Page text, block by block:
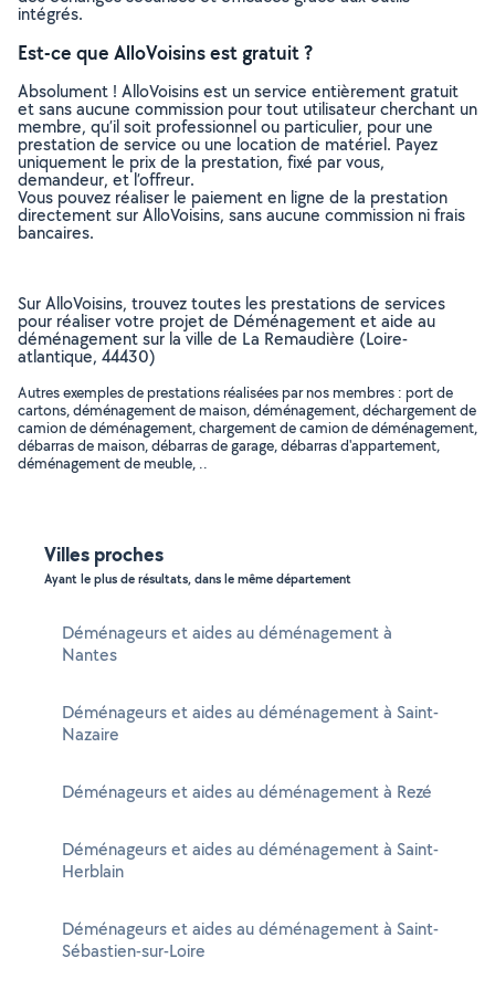
intégrés.
Est-ce que AlloVoisins est gratuit ?
Absolument ! AlloVoisins est un service entièrement gratuit
et sans aucune commission pour tout utilisateur cherchant un
membre, qu’il soit professionnel ou particulier, pour une
prestation de service ou une location de matériel. Payez
uniquement le prix de la prestation, fixé par vous,
demandeur, et l’offreur.
Vous pouvez réaliser le paiement en ligne de la prestation
directement sur AlloVoisins, sans aucune commission ni frais
bancaires.
Sur AlloVoisins, trouvez toutes les prestations de services
pour réaliser votre projet de Déménagement et aide au
déménagement sur la ville de La Remaudière (Loire-
atlantique, 44430)
Autres exemples de prestations réalisées par nos membres : port de
cartons, déménagement de maison, déménagement, déchargement de
camion de déménagement, chargement de camion de déménagement,
débarras de maison, débarras de garage, débarras d'appartement,
déménagement de meuble, ..
Villes proches
Ayant le plus de résultats, dans le même département
Déménageurs et aides au déménagement à
Nantes
Déménageurs et aides au déménagement à Saint-
Nazaire
Déménageurs et aides au déménagement à Rezé
Déménageurs et aides au déménagement à Saint-
Herblain
Déménageurs et aides au déménagement à Saint-
Sébastien-sur-Loire